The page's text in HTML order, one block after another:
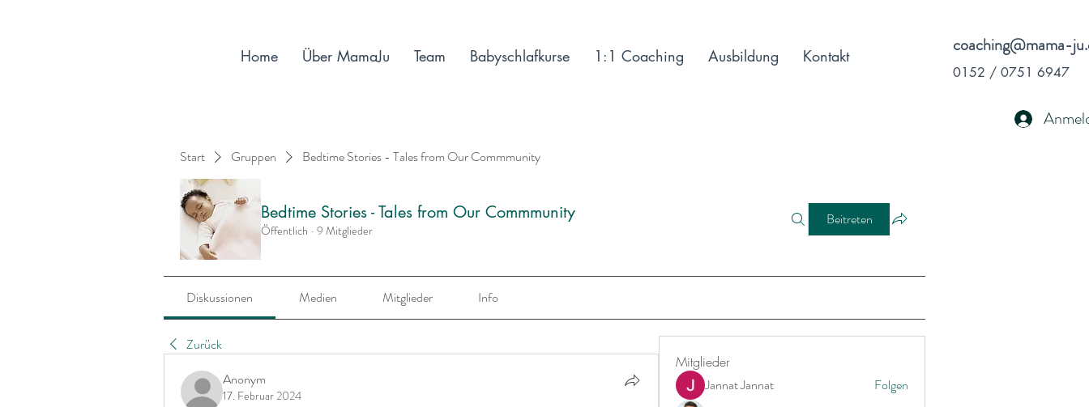
coaching@mama-
0152 / 0751 6947
Start Gruppen Bedtime Stories - Tales from Our Commmunity
Bedtime Stories - Tales from Our Commmunity
Öffentlich · 9 Mitglieder
Beitreten
Diskussionen Medien Mitglieder Info
Zurück
Anonym
17. Februar 2024
Mitglieder
Jannat Jannat Folgen
Home Über MamaJu Team Babyschlafkurse 1:1 Coaching Ausbildung Kontakt